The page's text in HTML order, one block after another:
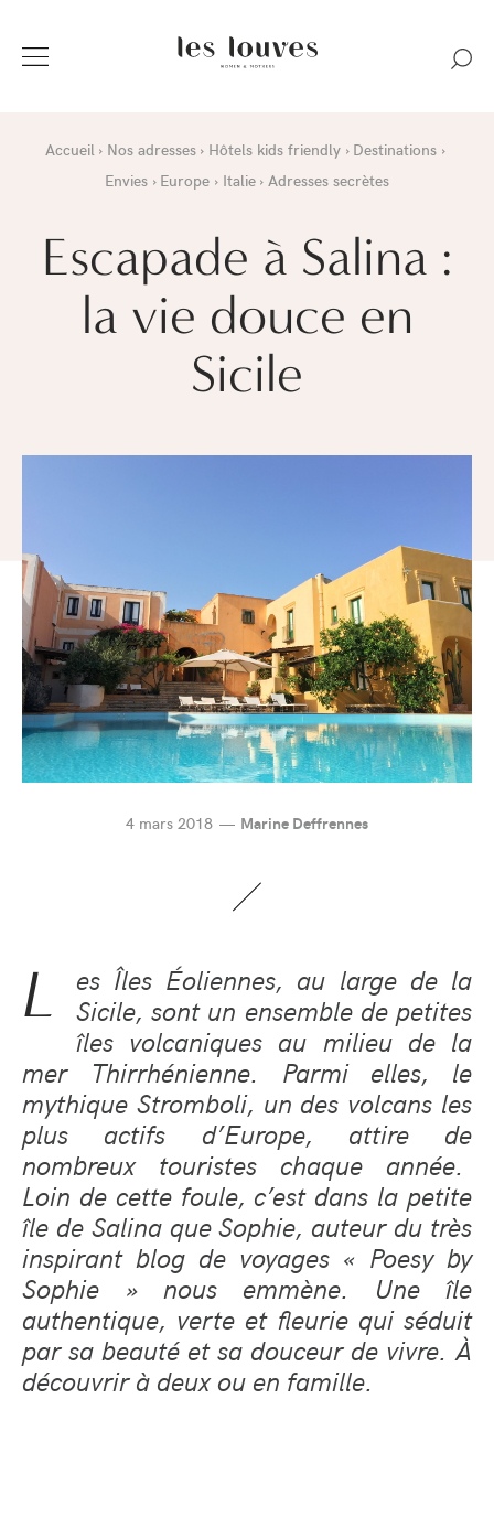
Accueil Nos adresses Hôtels kids friendly Destinations
Envies Europe Italie Adresses secrètes
Escapade à Salina :
la vie douce en
Sicile
4 mars 2018 Marine Deffrennes
L
es Îles Éoliennes, au large de la
Sicile, sont un ensemble de petites
îles volcaniques au milieu de la
mer Thirrhénienne. Parmi elles, le
mythique Stromboli, un des volcans les
plus actifs d’Europe, attire de
nombreux touristes chaque année.
Loin de cette foule, c’est dans la petite
île de Salina que Sophie, auteur du très
inspirant blog de voyages « Poesy by
Sophie » nous emmène. Une île
authentique, verte et fleurie qui séduit
par sa beauté et sa douceur de vivre. À
découvrir à deux ou en famille.